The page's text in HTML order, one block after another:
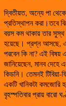
দ্বিতীয়ত, অন্যে পা থেকে
প্রতিস্থাপন করা।তবে
বয়স কম থাকায় তার সুস্থ
হয়েছে। প্রশ্ন আসছে,
পরবেন কি না? এই বিষয়
জানিয়েছেন, মানব দেহে
কিডনি। তেমনই
একটি খানিকটা
বৃহস্পতিবার প্রায় বারো